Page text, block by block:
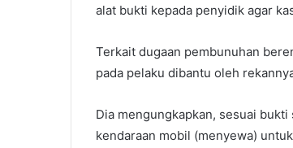
alat bukti kepada penyidik agar
Terkait dugaan pembunuhan
pada pelaku dibantu oleh
Dia mengungkapkan, sesuai
kendaraan mobil (menyewa)